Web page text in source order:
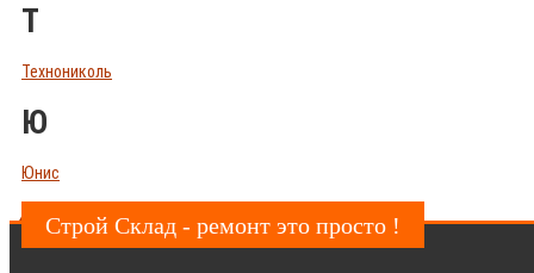
Т
Технониколь
Ю
Юнис
Строй Склад - ремонт это просто !